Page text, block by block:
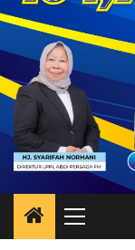
Primary
Menu